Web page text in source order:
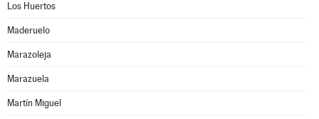
Los Huertos
Maderuelo
Marazoleja
Marazuela
Martín Miguel